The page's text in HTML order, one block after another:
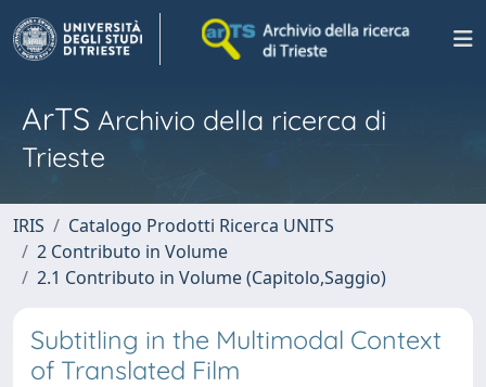
ArTS Archivio della ricerca di
Trieste
IRIS
Catalogo Prodotti Ricerca UNITS
2 Contributo in Volume
2.1 Contributo in Volume (Capitolo,Saggio)
Subtitling in the Multimodal Context
of Translated Film